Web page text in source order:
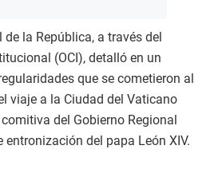
la República, a través del
(OCI), detalló en un
que se cometieron al
viaje a la Ciudad del Vaticano
del Gobierno Regional
del papa León XIV.